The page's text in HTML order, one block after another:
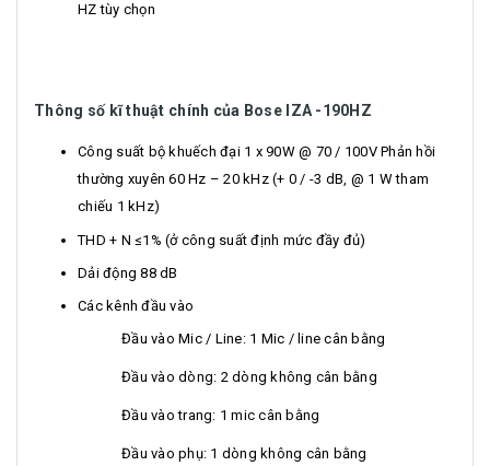
HZ tùy chọn
Thông số kĩ thuật chính của Bose IZA -190HZ
Công suất bộ khuếch đại 1 x 90W @ 70 / 100V Phản hồi
thường xuyên 60 Hz – 20 kHz (+ 0 / -3 dB, @ 1 W tham
chiếu 1 kHz)
THD + N ≤1% (ở công suất định mức đầy đủ)
Dải động 88 dB
Các kênh đầu vào
Đầu vào Mic / Line: 1 Mic / line cân bằng
Đầu vào dòng: 2 dòng không cân bằng
Đầu vào trang: 1 mic cân bằng
Đầu vào phụ: 1 dòng không cân bằng